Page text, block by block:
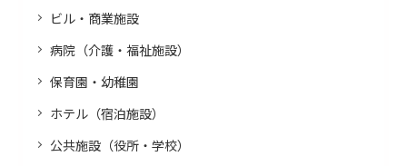
ビル・商業施設
病院（介護・福祉施設）
保育園・幼稚園
ホテル（宿泊施設）
公共施設（役所・学校）